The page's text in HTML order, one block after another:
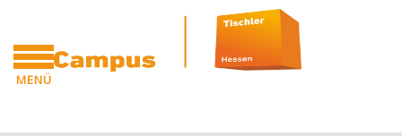
MENÜ
Zum Hauptinhalt
Blöcke